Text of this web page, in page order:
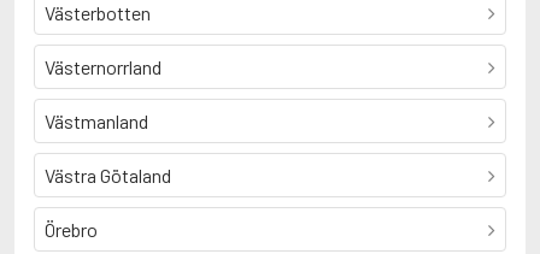
Västerbotten
Västernorrland
Västmanland
Västra Götaland
Örebro